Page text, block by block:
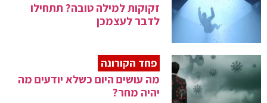
זקוקות למילה טובה? תתחילו
לדבר לעצמכן
פחד הקורונה
מה עושים היום כשלא יודעים מה
יהיה מחר?